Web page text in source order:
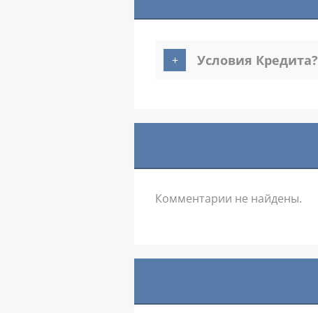
Условия Кредита?
Комментарии не найдены.